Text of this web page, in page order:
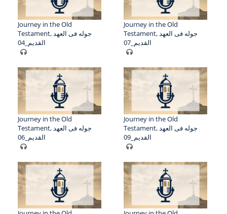
Journey in the Old
Testament, جوله فى العهد
القديم_04
Journey in the Old
Testament, جوله فى العهد
القديم_07
Journey in the Old
Testament, جوله فى العهد
القديم_06
Journey in the Old
Testament, جوله فى العهد
القديم_09